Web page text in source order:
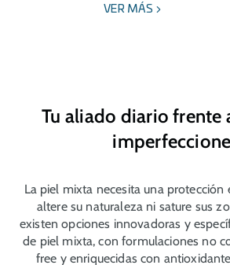
VER MÁS
Tu aliado diario frente
La piel mixta necesita una protección
altere su naturaleza ni sature sus
existen opciones innovadoras y
de piel mixta, con formulaciones no
free y enriquecidas con